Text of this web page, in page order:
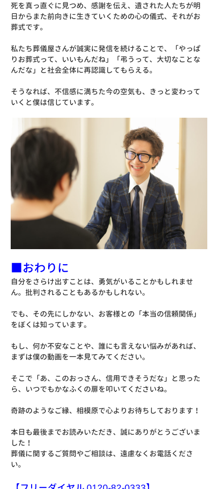
死を真っ直ぐに見つめ、感謝を伝え、遺された人たちが明
日からまた前向きに生きていくための心の儀式、それがお
葬式です。
私たち葬儀屋さんが誠実に発信を続けることで、「やっぱ
りお葬式って、いいもんだね」「弔うって、大切なことな
んだな」と社会全体に再認識してもらえる。
そうなれば、不信感に満ちた今の空気も、きっと変わって
いくと僕は信じています。
■おわりに
自分をさらけ出すことは、勇気がいることかもしれませ
ん。批判されることもあるかもしれない。
でも、その先にしかない、お客様との「本当の信頼関係」
をぼくは知っています。
もし、何か不安なことや、誰にも言えない悩みがあれば、
まずは僕の動画を一本見てみてください。
そこで「あ、このおっさん、信用できそうだな」と思った
ら、いつでもかなふくの扉を叩いてくださいね。
奇跡のようなご縁、相模原で心よりお待ちしております！
本日も最後までお読みいただき、誠にありがとうございま
した！
葬儀に関するご質問やご相談は、遠慮なくお電話くださ
い。